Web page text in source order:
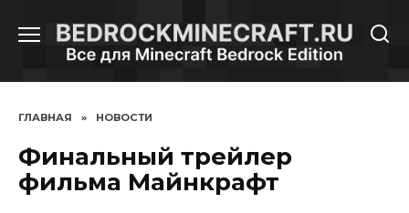
содержанию
ГЛАВНАЯ » НОВОСТИ
Финальный трейлер
фильма Майнкрафт